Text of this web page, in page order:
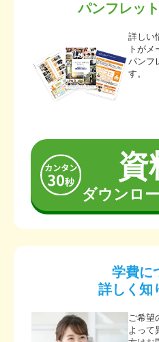
パンフレッ
詳しい
トが
パンフ
す。
資
ダウンロ
学費に
詳しく知
ご希望
よって